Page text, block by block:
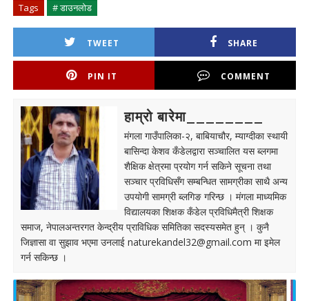
Tags # डाउनलोड
TWEET SHARE
PIN IT COMMENT
हाम्रो बारेमा________
मंगला गाउँपालिका-२, बाबियाचौर, म्याग्दीका स्थायी
बासिन्दा केशव कँडेलद्वारा सञ्चालित यस ब्लगमा
शैक्षिक क्षेत्रमा प्रयोग गर्न सकिने सूचना तथा
सञ्चार प्रविधिसँग सम्बन्धित सामग्रीका साथै अन्य
उपयोगी सामग्री ब्लगिङ गरिन्छ । मंगला माध्यमिक
विद्यालयका शिक्षक कँडेल प्रविधिमैत्री शिक्षक
समाज, नेपालअन्तरगत केन्द्रीय प्राविधिक समितिका सदस्यसमेत हुन् । कुनै
जिज्ञासा वा सुझाव भएमा उनलाई naturekandel32@gmail.com मा इमेल
गर्न सकिन्छ ।